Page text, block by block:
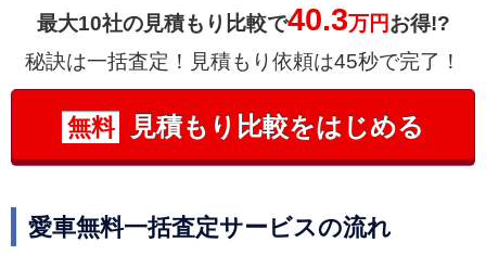
最大10社の見積もり比較で40.3万円お得!?
秘訣は一括査定！見積もり依頼は45秒で完了！
無料 見積もり比較をはじめる
愛車無料一括査定サービスの流れ